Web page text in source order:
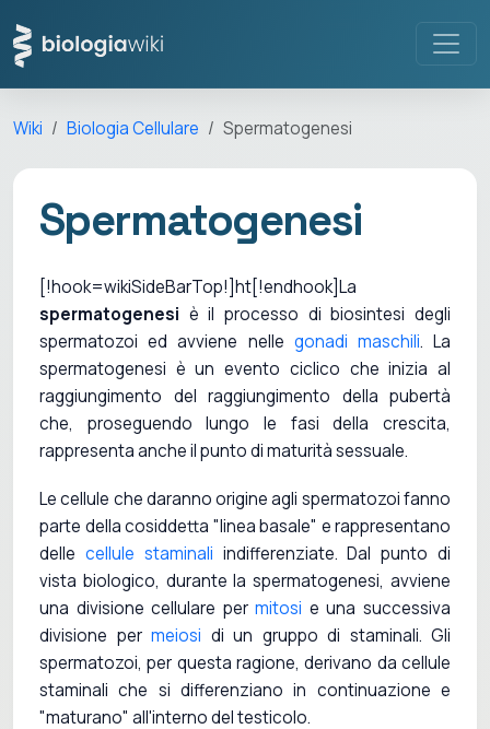
Wiki Biologia Cellulare Spermatogenesi
Spermatogenesi
[!hook=wikiSideBarTop!]ht[!endhook]La
spermatogenesi è il processo di biosintesi degli
spermatozoi ed avviene nelle gonadi maschili. La
spermatogenesi è un evento ciclico che inizia al
raggiungimento del raggiungimento della pubertà
che, proseguendo lungo le fasi della crescita,
rappresenta anche il punto di maturità sessuale.
Le cellule che daranno origine agli spermatozoi fanno
parte della cosiddetta "linea basale" e rappresentano
delle cellule staminali indifferenziate. Dal punto di
vista biologico, durante la spermatogenesi, avviene
una divisione cellulare permitosi e una successiva
divisione per meiosi di un gruppo di staminali. Gli
spermatozoi, per questa ragione, derivano da cellule
staminali che si differenziano in continuazione e
"maturano" all'interno del testicolo.